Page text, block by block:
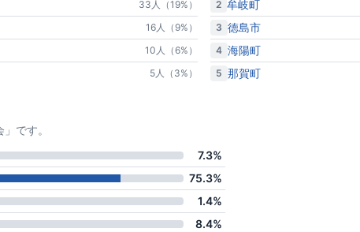
33人（19%）
16人（9%）
10人（6%）
5人（3%）
2 牟岐町
3 徳島市
4 海陽町
5 那賀町
です。
7.3%
75.3%
1.4%
8.4%